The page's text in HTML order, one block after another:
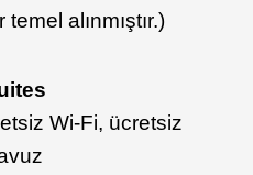
alınmıştır.)
Wi-Fi, ücretsiz